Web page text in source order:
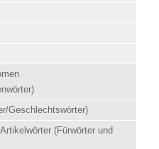
Geschlechtswörter)
(Fürwörter und